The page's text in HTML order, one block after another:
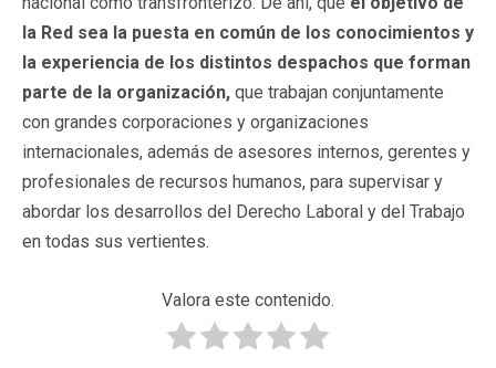
la Red sea la puesta en común de los conocimientos y
la experiencia de los distintos despachos que forman
parte de la organización, que trabajan conjuntamente
con grandes corporaciones y organizaciones
internacionales, además de asesores internos, gerentes y
profesionales de recursos humanos, para supervisar y
abordar los desarrollos del Derecho Laboral y del Trabajo
en todas sus vertientes.
Valora este contenido.